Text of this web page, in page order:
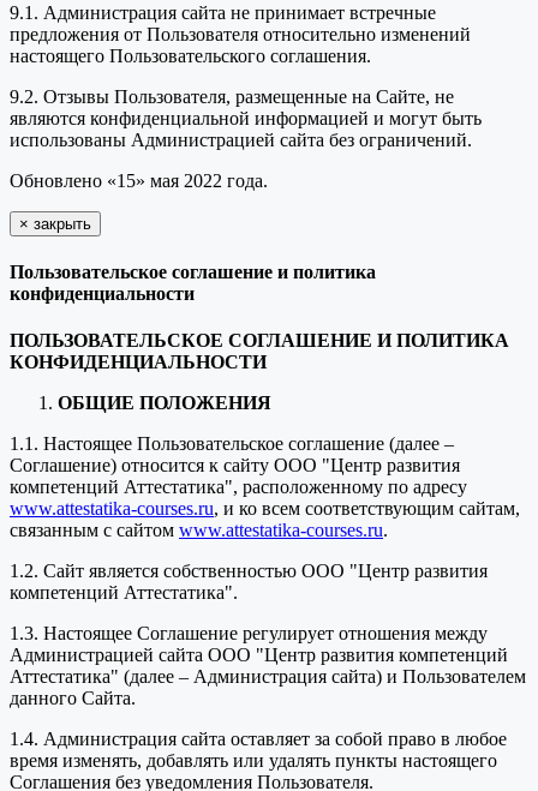
9.1. Администрация сайта не принимает встречные
предложения от Пользователя относительно изменений
настоящего Пользовательского соглашения.
9.2. Отзывы Пользователя, размещенные на Сайте, не
являются конфиденциальной информацией и могут быть
использованы Администрацией сайта без ограничений.
Обновлено «15» мая 2022 года.
× закрыть
Пользовательское соглашение и политика
конфиденциальности
ПОЛЬЗОВАТЕЛЬСКОЕ СОГЛАШЕНИЕ И ПОЛИТИКА
КОНФИДЕНЦИАЛЬНОСТИ
ОБЩИЕ ПОЛОЖЕНИЯ
1.1. Настоящее Пользовательское соглашение (далее –
Соглашение) относится к сайту ООО "Центр развития
компетенций Аттестатика", расположенному по адресу
www.attestatika-courses.ru, и ко всем соответствующим сайтам,
связанным с сайтом www.attestatika-courses.ru.
1.2. Сайт является собственностью ООО "Центр развития
компетенций Аттестатика".
1.3. Настоящее Соглашение регулирует отношения между
Администрацией сайта ООО "Центр развития компетенций
Аттестатика" (далее – Администрация сайта) и Пользователем
данного Сайта.
1.4. Администрация сайта оставляет за собой право в любое
время изменять, добавлять или удалять пункты настоящего
Соглашения без уведомления Пользователя.